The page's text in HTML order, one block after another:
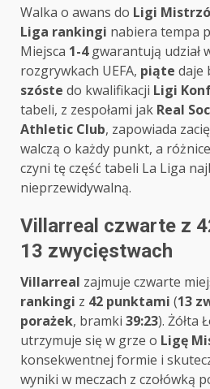
Walka o awans do Ligi
Liga rankingi nabiera tempa
Miejsca 1-4gwarantują udział
rozgrywkach UEFA, piąte daje
szóste do kwalifikacji Ligi
tabeli, z zespołami jak Real
Athletic Club, zapowiada
walczą o każdy punkt, a
czyni tę część tabeli La Liga
nieprzewidywalną.
Villarreal czwarte z
13 zwycięstwach
Villarreal zajmuje czwarte
rankingi z 42 punktami (13
porażek, bramki 39:23). Żółta
utrzymuje się w grze o Ligę
konsekwentnej formie i
wyniki w meczach z czołówką